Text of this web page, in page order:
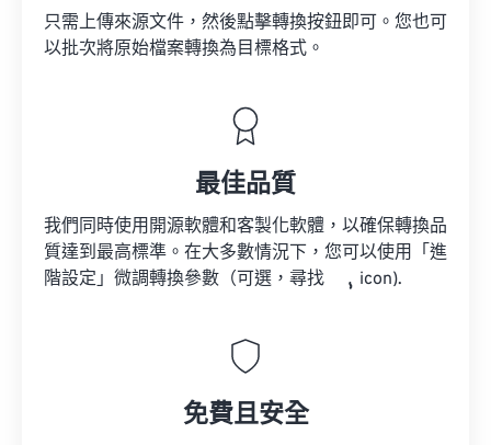
只需上傳來源文件，然後點擊轉換按鈕即可。您也可
以批次將原始檔案轉換為目標格式。
最佳品質
我們同時使用開源軟體和客製化軟體，以確保轉換品
質達到最高標準。在大多數情況下，您可以使用「進
階設定」微調轉換參數（可選，尋找
icon).
免費且安全